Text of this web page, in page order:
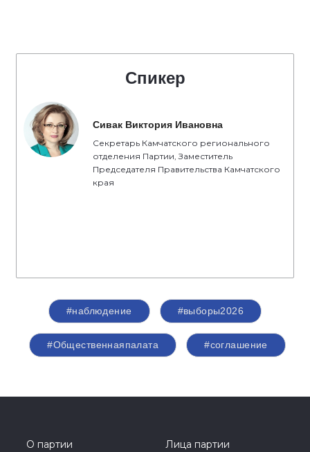
Спикер
Сивак Виктория Ивановна
Секретарь Камчатского регионального
отделения Партии, Заместитель
Председателя Правительства Камчатского
края
#наблюдение #выборы2026
#Общественнаяпалата #соглашение
О партии
Лица партии